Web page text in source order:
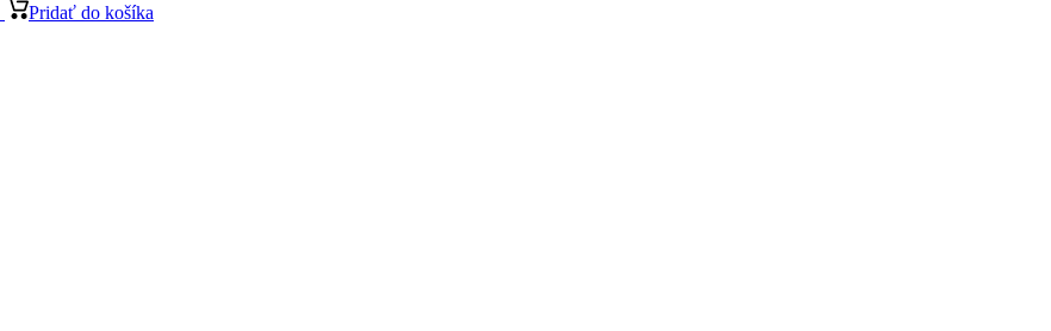
Pridať do košíka